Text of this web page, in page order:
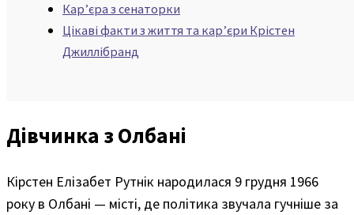
Карʼєра з сенаторки
Цікаві факти з життя та карʼєри Крістен
Джиллібранд
Дівчинка з Олбані
Кірстен Елізабет Рутнік народилася 9 грудня 1966
року в Олбані — місті, де політика звучала гучніше за